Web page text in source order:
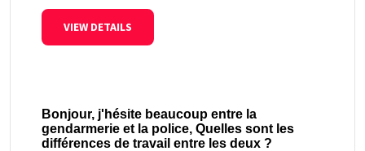
VIEW DETAILS
Bonjour, j'hésite beaucoup entre la
gendarmerie et la police, Quelles sont les
différences de travail entre les deux ?